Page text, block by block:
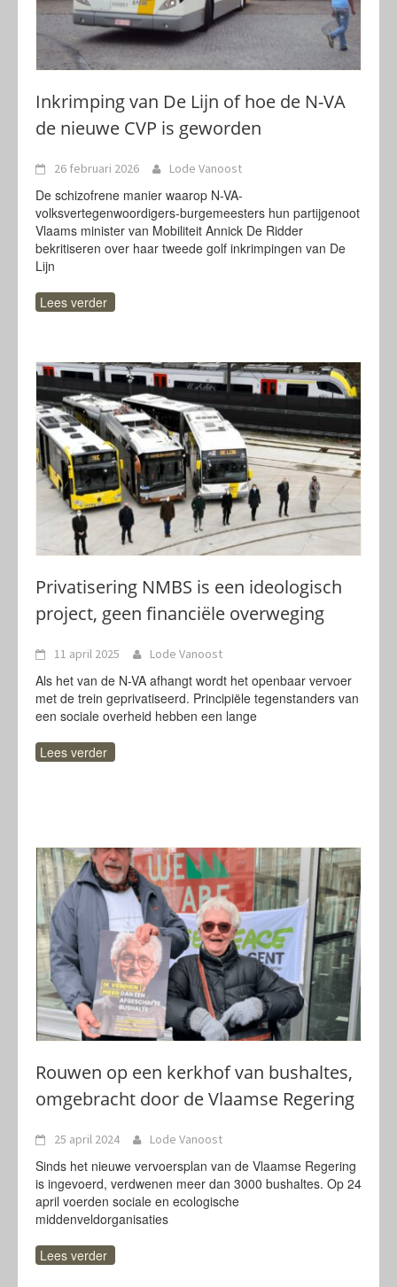
Inkrimping van De Lijn of hoe de N-VA
de nieuwe CVP is geworden
26 februari 2026 Lode Vanoost
De schizofrene manier waarop N-VA-
volksvertegenwoordigers-burgemeesters hun partijgenoot
Vlaams minister van Mobiliteit Annick De Ridder
bekritiseren over haar tweede golf inkrimpingen van De
Lijn
Lees verder
Privatisering NMBS is een ideologisch
project, geen financiële overweging
11 april 2025 Lode Vanoost
Als het van de N-VA afhangt wordt het openbaar vervoer
met de trein geprivatiseerd. Principiële tegenstanders van
een sociale overheid hebben een lange
Lees verder
Rouwen op een kerkhof van bushaltes,
omgebracht door de Vlaamse Regering
25 april 2024 Lode Vanoost
Sinds het nieuwe vervoersplan van de Vlaamse Regering
is ingevoerd, verdwenen meer dan 3000 bushaltes. Op 24
april voerden sociale en ecologische
middenveldorganisaties
Lees verder